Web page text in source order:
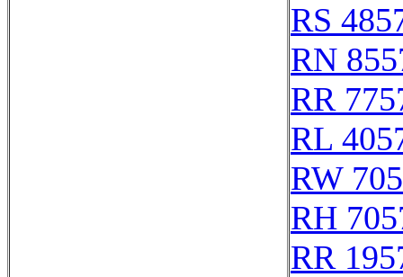
RS
RN
RR
RL
RW
RH
RR